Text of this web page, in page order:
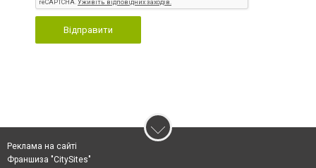
Відправити
Реклама на сайті
Франшиза "CitySites"